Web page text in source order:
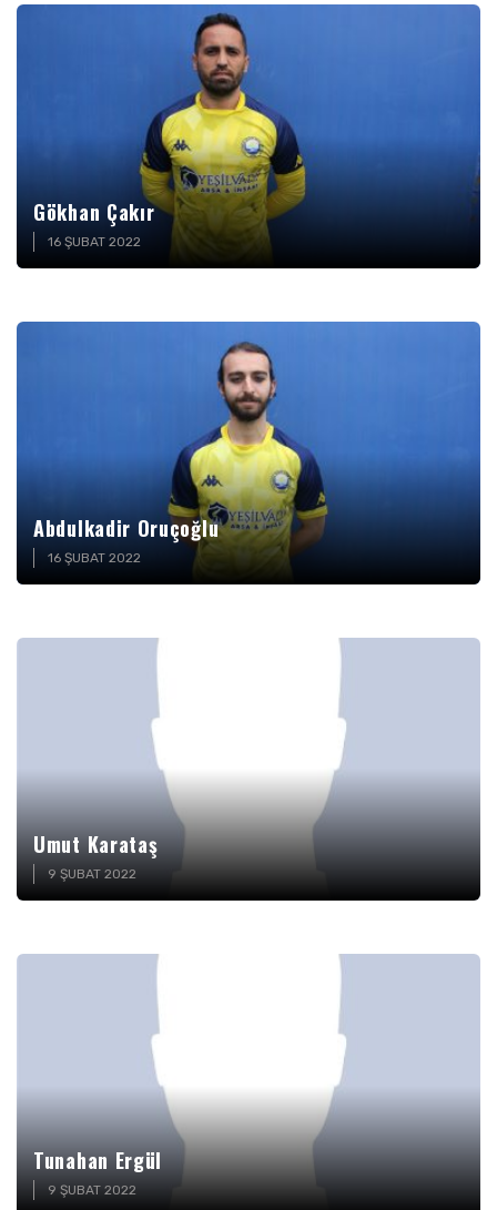
Gökhan Çakır
16 ŞUBAT 2022
Abdulkadir Oruçoğlu
16 ŞUBAT 2022
Umut Karataş
9 ŞUBAT 2022
Tunahan Ergül
9 ŞUBAT 2022